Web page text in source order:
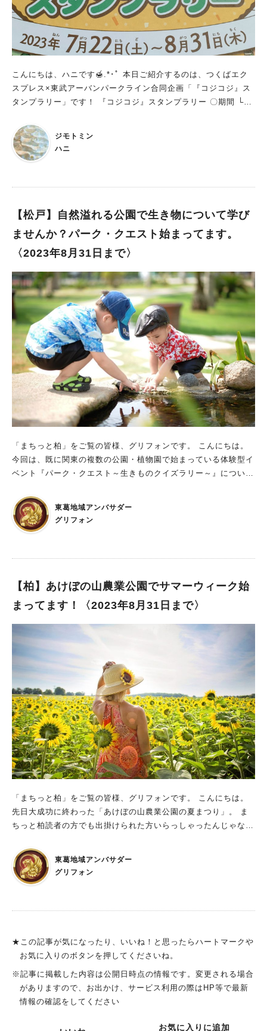
動。ほかにはバスで行く方法などもあるようなので、事前にチェ
ックしておきましょう。 実は「流山おおたかの森駅前観光情報
センター」を訪れるのは初めて。中へ入ると、流鉄流山線が走っ
ていました！ 早速くじ引きをしたところ、ペーパークラフトが
す。 他にもクリアファイルやマグネット、キーホルダーなどが
当たるようです。 スタンプラリーって、やっている間も楽しい
ですが、こうやってプレゼントもいただけるともっとうれしいで
も流山のたくさんの情報を得ることができるので、こちらも定期
的に訪れてみたいな、と思いました。 あの「オムライストレイ
ン」が見られるのは8月中旬まで ところで、一躍有名になった
も発売されていました。 気になった方はぜひ早めにチェックを
で！くじ引きは9/10（日）まで行われているので、こちらもお早
めに♪
こんにちは、ハニです🍯.*･ﾟ 本日ご紹介するのは、つくばエク
スプレス×東武アーバンパークライン合同企画「『コジコジ』ス
タンプラリー」です！ 『コジコジ』スタンプラリー 〇期間 └7/
線および東武線（浅草～久喜間、杉戸高野台～南栗橋間、亀戸
線、東武アーバンパークライン）各駅にて配布されているスタン
プ台紙を入手する。 ↓ （２）スタンプ台紙に記載されているス
守谷、つくばの合計５駅 （スタンプ設置時間：初電～終電）
山おおたかの森、柏の合計５駅 （スタンプ設置時間：10:00～1
7:00） 〇賞品引換場所 【ＴＸ線】 秋葉原、北千住、守谷、つく
0:00 北千住・守谷：7:00～20:00) 【東武アーバンパークライ
ン】 春日部、柏の定期券うりば （賞品引換時間：7:30～20:0
0） ↓スタンプラリーの気になる景品はこちら！ （１）オリジナ
ルステッカー →スタンプを5種類以上 （先着4，000名さま）
（２）オリジナルミニサコッシュ →スタンプを10種類（ＴＸ線5
種類・東武アーバンパークライン5種類）全て集めたお客さまに
プレゼント。 （先着2，500名さま） ＴＸ！１日乗り放題きっぷ
また、スタンプラリーの参加にぴったりな切符も販売されていま
す♪ ↓ 【ＴＸ線】 発売当日に限り、ＴＸ線全線（秋葉原駅～つ
くば駅間）が乗り降り自由になるおトクなきっぷです。 ※前売
りはいたしません。 〇名称 └「ＴＸ！１日乗り放題きっぷ」 〇
円 小児690円 〇販売箇所 └ＴＸ線各駅自動券売機（初電～18:
00） ※東武アーバンパークラインでは、１日乗り放題きっぷの
発売はありません。スタンプラリーにご参加の際は、きっぷや便
ンプラリー開催期間中に、TX線では、コジコジデザインのオリ
ジナルヘッドマークがついた、コジコジトレインを１編成運行さ
れるそうなので、そちらも見ることができたら嬉しいですね！
ジモトミン
ハニ
【松戸】自然溢れる公園で生き物について学び
ませんか？パーク・クエスト始まってます。
〈2023年8月31日まで〉
「まちっと柏」をご覧の皆様、グリフォンです。 こんにちは。
今回は、既に関東の複数の公園・植物園で始まっている体験型イ
ベント『パーク・クエスト～生きものクイズラリー～』について
トは親子で楽しめる体験イベント。 お子さんの宿題のご褒美と
していかがですか？
東葛地域アンバサダー
グリフォン
【柏】あけぼの山農業公園でサマーウィーク始
まってます！〈2023年8月31日まで〉
「まちっと柏」をご覧の皆様、グリフォンです。 こんにちは。
先日大成功に終わった「あけぼの山農業公園の夏まつり」。 ま
ちっと柏読者の方でも出掛けられた方いらっしゃったんじゃない
注目度抜群で多くの方にみていただきました。 この場を借りて
お礼を申し上げます。ありがとうございました。 【柏】あけぼ
の山農業公園で夏祭りが２日連続で開催しますよ！〈7月22日・
ろ見頃！「あけぼの山農業公園」のひまわり畑へ行かなくちゃ｜
２２日(土)～８月３１日(木) 開園時間は、９時～１７時です。 な
お、下記の期間中は休園ですので気を付けてくださいね。 休園
日： ７月２４日(月)、７月３１日(月) ８月７日(月)、１４日
東葛地域アンバサダー
グリフォン
★この記事が気になったり、いいね！と思ったらハートマークや
お気に入りのボタンを押してくださいね。
※記事に掲載した内容は公開日時点の情報です。変更される場合
がありますので、お出かけ、サービス利用の際はHP等で最新
情報の確認をしてください
お気に入りに追加
#ラーメン #ショッピング #カフェ #スイーツ #パン#カレー#柏駅
#イベント #公園#教えたい／教えて投稿記事